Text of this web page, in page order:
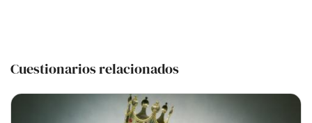
Cuestionarios relacionados